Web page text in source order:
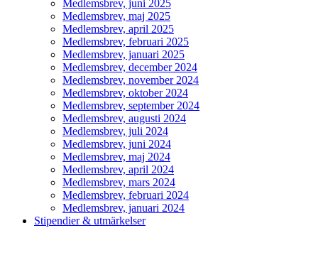
Medlemsbrev, juni 2025
Medlemsbrev, maj 2025
Medlemsbrev, april 2025
Medlemsbrev, februari 2025
Medlemsbrev, januari 2025
Medlemsbrev, december 2024
Medlemsbrev, november 2024
Medlemsbrev, oktober 2024
Medlemsbrev, september 2024
Medlemsbrev, augusti 2024
Medlemsbrev, juli 2024
Medlemsbrev, juni 2024
Medlemsbrev, maj 2024
Medlemsbrev, april 2024
Medlemsbrev, mars 2024
Medlemsbrev, februari 2024
Medlemsbrev, januari 2024
Stipendier & utmärkelser